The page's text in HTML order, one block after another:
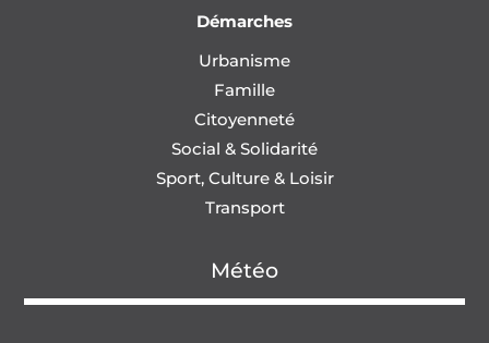
Démarches
Urbanisme
Famille
Citoyenneté
Social & Solidarité
Sport, Culture & Loisir
Transport
Météo